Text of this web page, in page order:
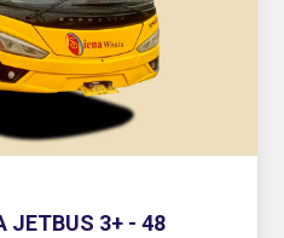
JETBUS 3+ - 48